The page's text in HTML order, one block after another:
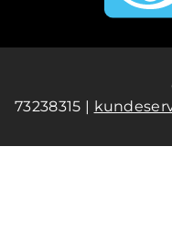
73238315 |